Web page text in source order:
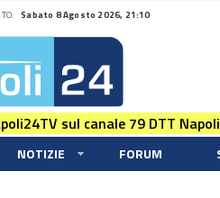
Sabato 8 Agosto 2026, 21:10
sul canale 79 DTT
NOTIZIE FORUM